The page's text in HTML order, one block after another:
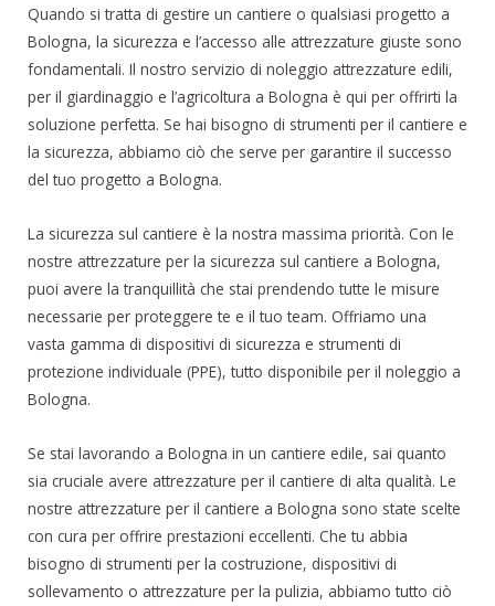
Quando si tratta di gestire un cantiere o qualsiasi progetto a
Bologna, la sicurezza e l’accesso alle attrezzature giuste sono
fondamentali. Il nostro servizio di noleggio attrezzature edili,
per il giardinaggio e l’agricoltura a Bologna è qui per offrirti la
soluzione perfetta. Se hai bisogno di strumenti per il cantiere e
la sicurezza, abbiamo ciò che serve per garantire il successo
del tuo progetto a Bologna.
La sicurezza sul cantiere è la nostra massima priorità. Con le
nostre attrezzature per la sicurezza sul cantiere a Bologna,
puoi avere la tranquillità che stai prendendo tutte le misure
necessarie per proteggere te e il tuo team. Offriamo una
vasta gamma di dispositivi di sicurezza e strumenti di
protezione individuale (PPE), tutto disponibile per il noleggio a
Bologna.
Se stai lavorando a Bologna in un cantiere edile, sai quanto
sia cruciale avere attrezzature per il cantiere di alta qualità. Le
nostre attrezzature per il cantiere a Bologna sono state scelte
con cura per offrire prestazioni eccellenti. Che tu abbia
bisogno di strumenti per la costruzione, dispositivi di
sollevamento o attrezzature per la pulizia, abbiamo tutto ciò